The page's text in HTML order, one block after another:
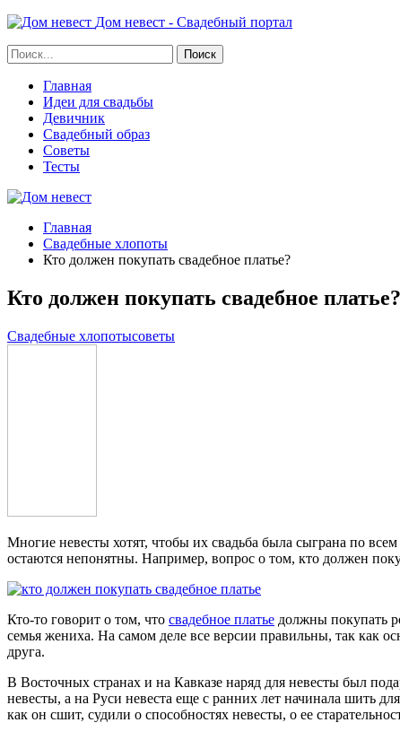
Дом невест - Свадебный портал
Главная
Идеи для свадьбы
Девичник
Свадебный образ
Советы
Тесты
Главная
Свадебные хлопоты
Кто должен покупать свадебное платье?
Кто должен покупать свадебное платье?
Свадебные хлопотысоветы
Многие невесты хотят, чтобы их свадьба была сыграна по
остаются непонятны. Например, вопрос о том, кто должен
Кто-то говорит о том, что свадебное платье должны покупать
семья жениха. На самом деле все версии правильны, так как
друга.
В Восточных странах и на Кавказе наряд для невесты был
невесты, а на Руси невеста еще с ранних лет начинала шить
как он сшит, судили о способностях невесты, о ее